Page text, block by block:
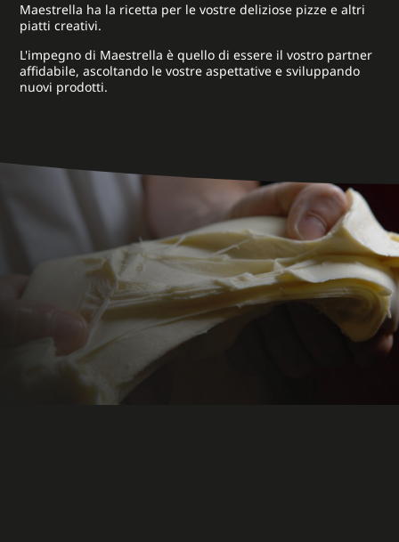
Maestrella ha la ricetta per le vostre deliziose pizze e altri
piatti creativi.
L'impegno di Maestrella è quello di essere il vostro partner
affidabile, ascoltando le vostre aspettative e sviluppando
nuovi prodotti.